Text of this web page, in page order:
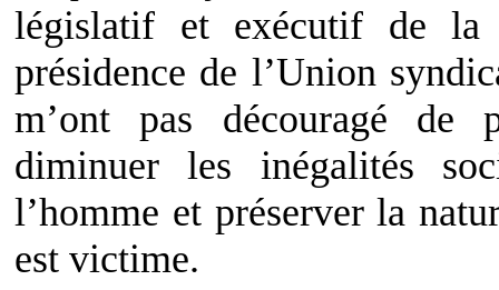
législatif et exécutif de
présidence de l’Union
m’ont pas découragé de
diminuer les inégalités
l’homme et préserver la
est victime.